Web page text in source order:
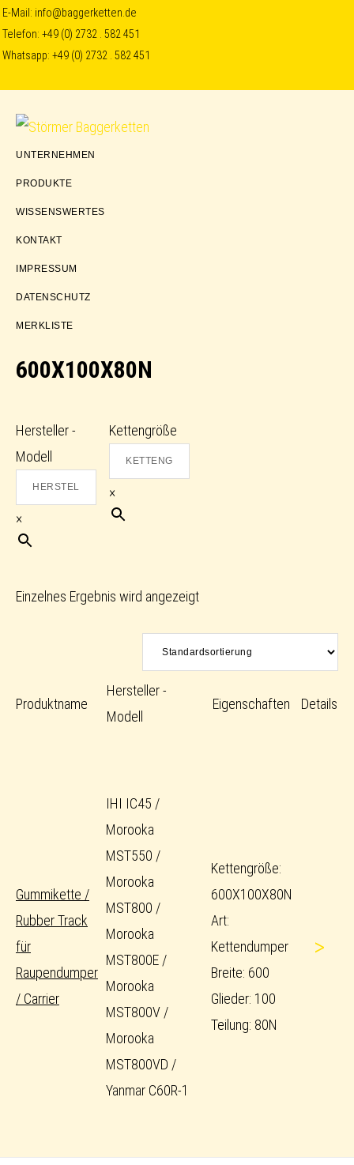
Skip
to
primary
navigation
Skip
to
content
Skip
to
E-Mail: info@baggerketten.de
Telefon:+49 (0) 2732 . 582 451
Whatsapp:+49 (0) 2732 . 582 451
Störmer
UNTERNEHMEN
PRODUKTE
WISSENSWERTES
KONTAKT
IMPRESSUM
DATENSCHUTZ
MERKLISTE
600X100X80N
Hersteller -
Modell
×
Kettengröße
×
Einzelnes Ergebnis wird angezeigt
Produktname
Hersteller -
Modell
Eigenschaften Details
Gummikette /
Rubber Track
für
Raupendumper
/ Carrier
IHI IC45 /
Morooka
MST550 /
Morooka
MST800 /
Morooka
MST800E /
Morooka
MST800V /
Morooka
MST800VD /
Yanmar C60R-1
Kettengröße:
600X100X80N
Art:
Kettendumper
Breite: 600
Glieder: 100
Teilung: 80N
>